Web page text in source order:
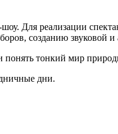
Для реализации
созданию звуковой
тонкий мир
дни.